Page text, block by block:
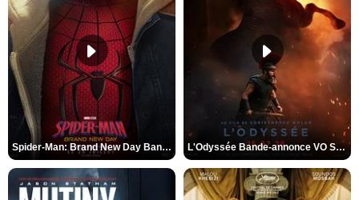
Spider-Man: Brand New Day Bande-annonce VO STFR L'Odyssée Bande-annonce VO STFR